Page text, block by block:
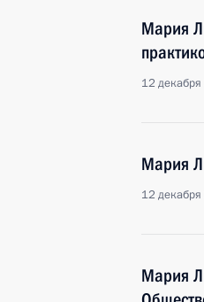
Мария
12
Мария
12
Мария